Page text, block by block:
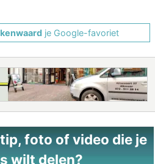
je Google-favoriet
foto of video die je
wilt delen?